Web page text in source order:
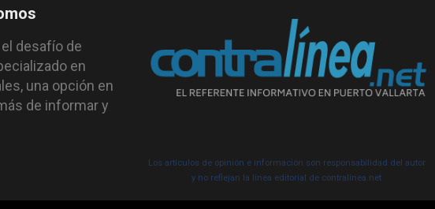
desafío de
en
una opción en
de informar y
Los artículos de opinión e información son responsabilidad del autor
y no reflejan la línea editorial de contralínea.net